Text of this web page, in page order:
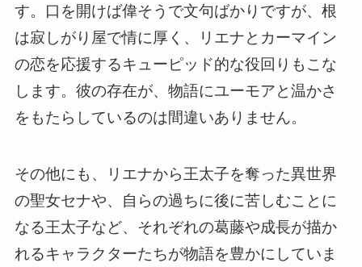
す。口を開けば偉そうで文句ばかりですが、根
は寂しがり屋で情に厚く、リエナとカーマイン
の恋を応援するキューピッド的な役回りもこな
します。彼の存在が、物語にユーモアと温かさ
をもたらしているのは間違いありません。
その他にも、リエナから王太子を奪った異世界
の聖女セナや、自らの過ちに後に苦しむことに
なる王太子など、それぞれの葛藤や成長が描か
れるキャラクターたちが物語を豊かにしていま